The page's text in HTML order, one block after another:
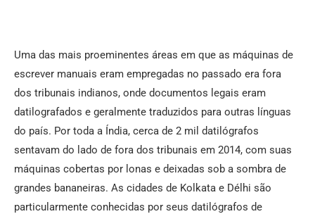
Uma das mais proeminentes áreas em que as máquinas de
escrever manuais eram empregadas no passado era fora
dos tribunais indianos, onde documentos legais eram
datilografados e geralmente traduzidos para outras línguas
do país. Por toda a Índia, cerca de 2 mil datilógrafos
sentavam do lado de fora dos tribunais em 2014, com suas
máquinas cobertas por lonas e deixadas sob a sombra de
grandes bananeiras. As cidades de Kolkata e Délhi são
particularmente conhecidas por seus datilógrafos de